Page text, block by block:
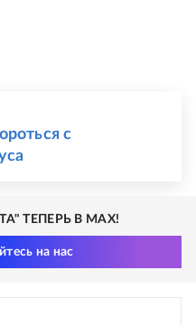
с
ТЕПЕРЬ В MAX!
на нас